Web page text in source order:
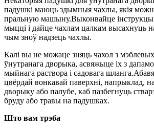
падушкі маюць здымныя чахлы, якія
пральную машыну.Выконвайце
мыцці і дайце чахлам цалкам высахнуць
чым зноў надзець чахлы.
Калі вы не можаце зняць чахол з
ўнутранага дворыка, асвяжыце іх з
мыйнага раствора і садовага
цвёрдай вонкавай паверхні, напрыклад,
дворыку або палубе, каб пазбегнуць
бруду або травы на падушках.
Што вам трэба